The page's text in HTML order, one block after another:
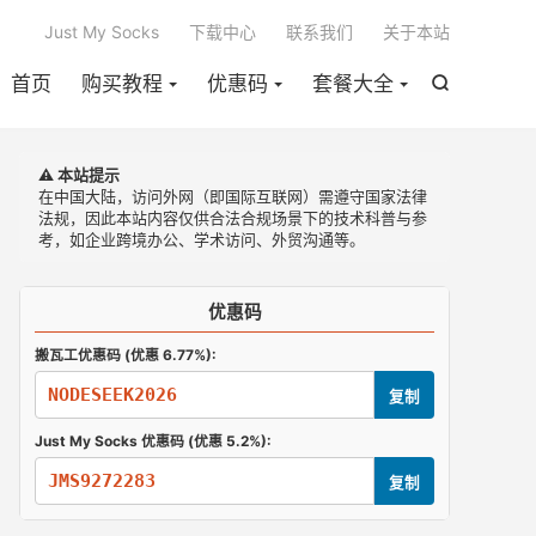

首页 购买教程 优惠码 套餐大全
Just My Socks 下载中心 联系我们 关于本站
⚠️ 本站提示
在中国大陆，访问外网（即国际互联网）需遵守国家法律
法规，因此本站内容仅供合法合规场景下的技术科普与参
考，如企业跨境办公、学术访问、外贸沟通等。
优惠码
搬瓦工优惠码 (优惠 6.77%):
NODESEEK2026 复制
Just My Socks 优惠码 (优惠 5.2%):
JMS9272283 复制